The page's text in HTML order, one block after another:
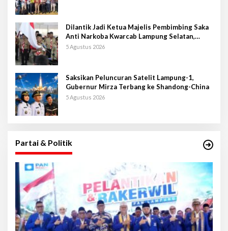
Dilantik Jadi Ketua Majelis Pembimbing Saka
Anti Narkoba Kwarcab Lampung Selatan,
Kepala BNNK Pramuka Garda P4GN
5 Agustus 2026
Saksikan Peluncuran Satelit Lampung-1,
Gubernur Mirza Terbang ke Shandong-China
5 Agustus 2026
Partai & Politik